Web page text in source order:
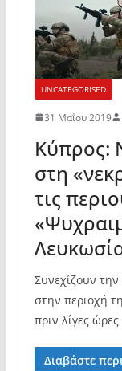
UNCATEGORISED
31 Μαΐου 2019
Κύπρος:
στη
τις
Συνεχίζουν
στην περιοχή
πριν λίγες ώρες
Διαβάστε